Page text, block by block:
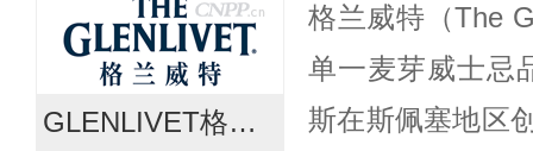
与欢庆、精致、
GLENLIVET格兰威特
格兰威特（The
单一麦芽威士忌
斯在斯佩塞地区